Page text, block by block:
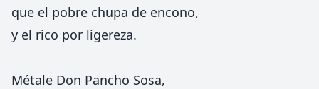
que el pobre chupa de encono,
y el rico por ligereza.
Métale Don Pancho Sosa,